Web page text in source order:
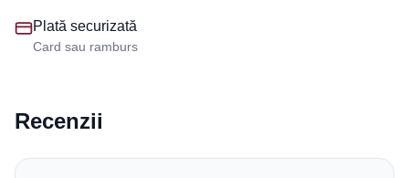
Plată securizată
Card sau ramburs
Recenzii